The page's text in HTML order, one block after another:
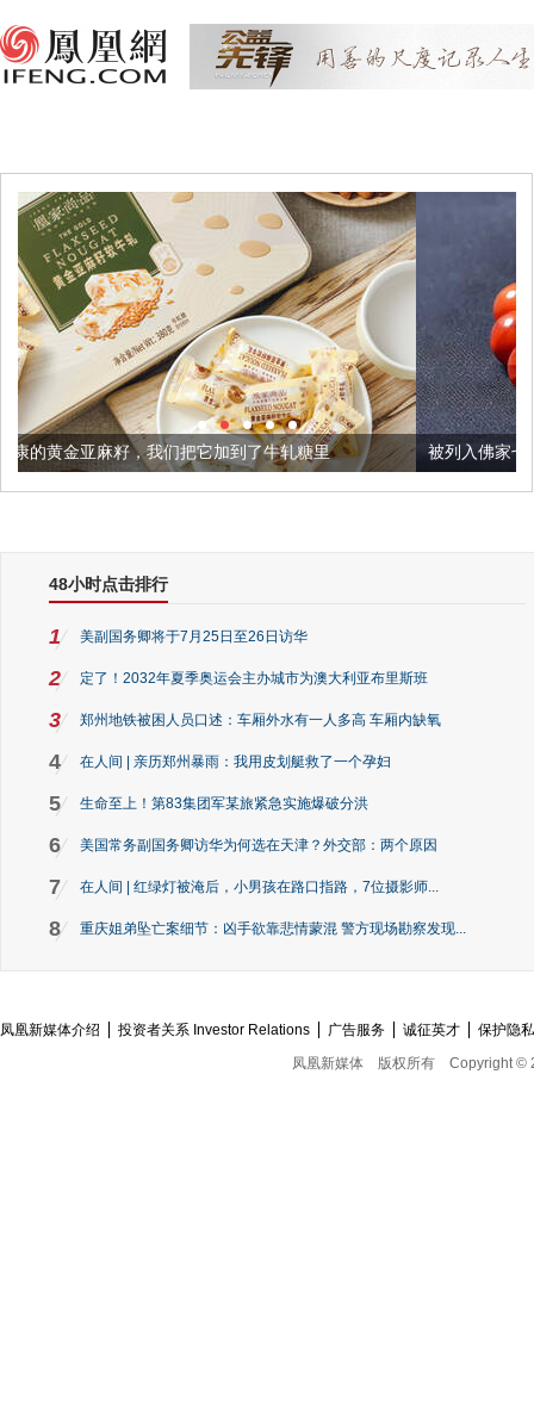
把它加到了牛轧糖里 被列入佛家七宝的它到底有多美？
48小时点击排行
1 美副国务卿将于7月25日至26日访华
2 定了！2032年夏季奥运会主办城市为澳大利亚布里斯班
3 郑州地铁被困人员口述：车厢外水有一人多高 车厢内缺氧
4 在人间 | 亲历郑州暴雨：我用皮划艇救了一个孕妇
5 生命至上！第83集团军某旅紧急实施爆破分洪
6 美国常务副国务卿访华为何选在天津？外交部：两个原因
7 在人间 | 红绿灯被淹后，小男孩在路口指路，7位摄影师...
8 重庆姐弟坠亡案细节：凶手欲靠悲情蒙混 警方现场勘察发现...
凤凰新媒体介绍 投资者关系 Investor Relations 广告服务 诚征英才
保护隐
凤凰新媒体
版权所有 Copyright ©